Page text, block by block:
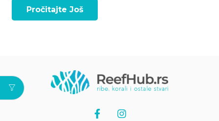
Pročitajte Još